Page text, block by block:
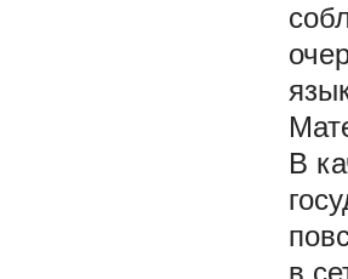
В
в